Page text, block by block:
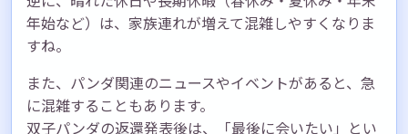
年始など）は、家族連れが増えて混雑しやすくなりま
すね。
また、パンダ関連のニュースやイベントがあると、急
に混雑することもあります。
双子パンダの返還発表後は、「最後に会いたい」とい